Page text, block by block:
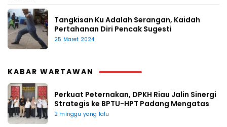
Tangkisan Ku Adalah Serangan, Kaidah
Pertahanan Diri Pencak Sugesti
25 Maret 2024
KABAR WARTAWAN
Perkuat Peternakan, DPKH Riau Jalin Sinergi
Strategis ke BPTU-HPT Padang Mengatas
2 minggu yang lalu